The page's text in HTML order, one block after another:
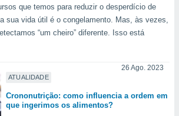
que temos para reduzir o desperdício de
sua vida útil é o congelamento. Mas, às vezes,
“um cheiro” diferente. Isso está
ATUALIDADE
26 Ago. 2023
Crononutrição: como influencia a ordem em
que ingerimos os alimentos?